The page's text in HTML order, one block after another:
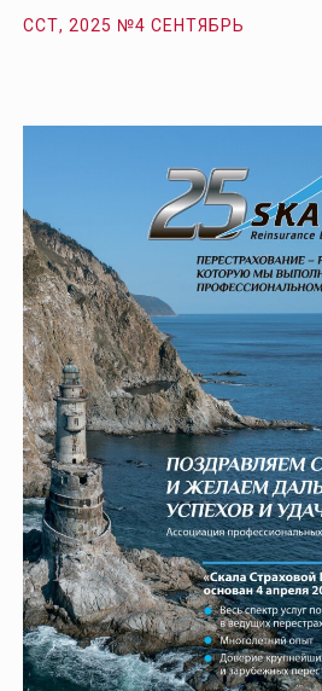
ССТ, 2025 №4 СЕНТЯБРЬ